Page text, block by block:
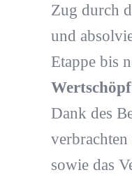
Zug durch
und
Etappe bis
Dank des
sowie das